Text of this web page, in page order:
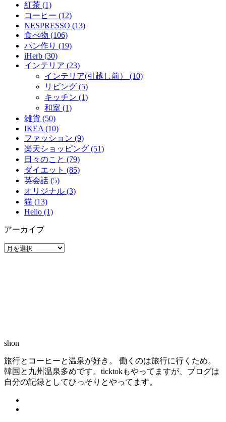
紅茶 (1)
コーヒー (12)
NESPRESSO (13)
食べ物 (106)
パン作り (19)
iHerb (30)
インテリア (23)
インテリア(引越し前） (10)
リビング (5)
キッチン (1)
和室 (1)
雑貨 (50)
IKEA (10)
ファッション (9)
楽天ショッピング (51)
日々のこと (79)
ダイエット (85)
英会話 (5)
オリジナル (3)
猫 (13)
Hello (1)
アーカイブ
ア
shon
旅行とコーヒーと温泉が好き。 働くのは旅行に行くため。
韓国と九州温泉多めです。ticktokもやってますが、ブログは
自分の記録としてひっそりとやってます。